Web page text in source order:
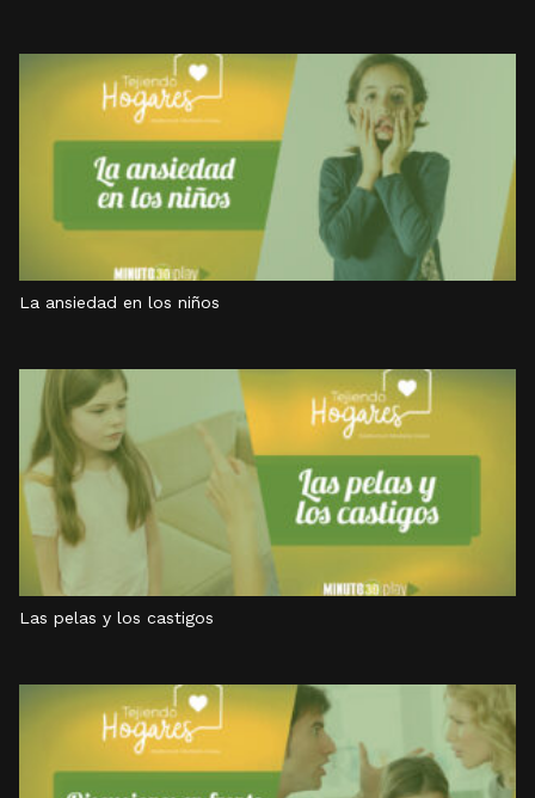
La ansiedad en los niños
Las pelas y los castigos